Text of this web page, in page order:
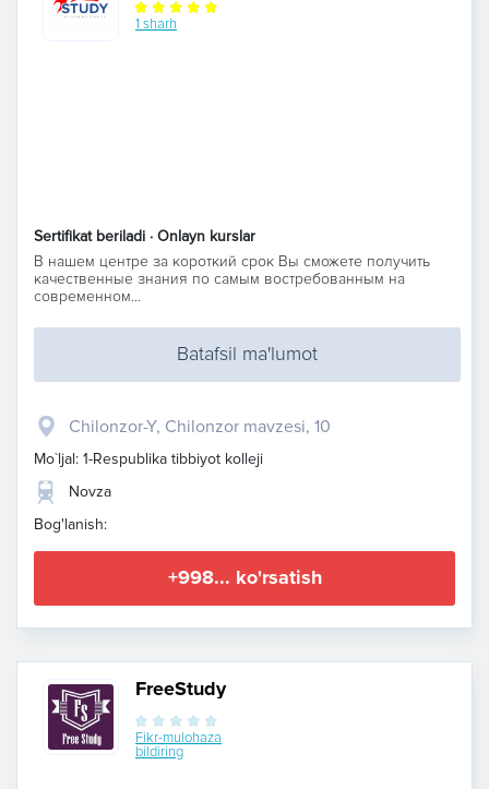
1 sharh
Sertifikat beriladi · Onlayn kurslar
В нашем центре за короткий срок Вы сможете получить
качественные знания по самым востребованным на
современном...
Batafsil ma'lumot
Chilonzor-Y, Chilonzor mavzesi, 10
Mo`ljal: 1-Respublika tibbiyot kolleji
Novza
Bog'lanish:
+998... ko'rsatish
FreeStudy
Fikr-mulohaza
bildiring